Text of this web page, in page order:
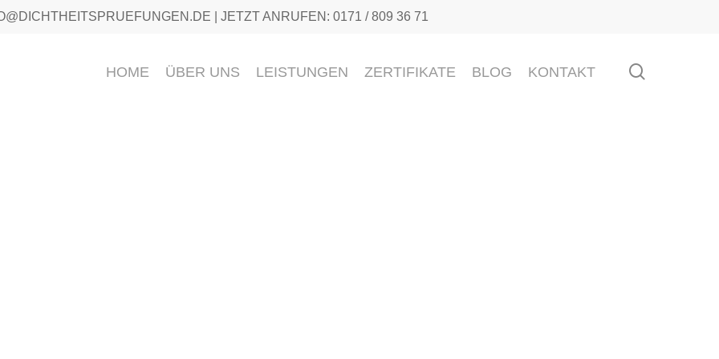
| JETZT ANRUFEN: 0171 / 809 36 71
HOME ÜBER UNS LEISTUNGEN ZERTIFIKATE BLOG KONTAKT